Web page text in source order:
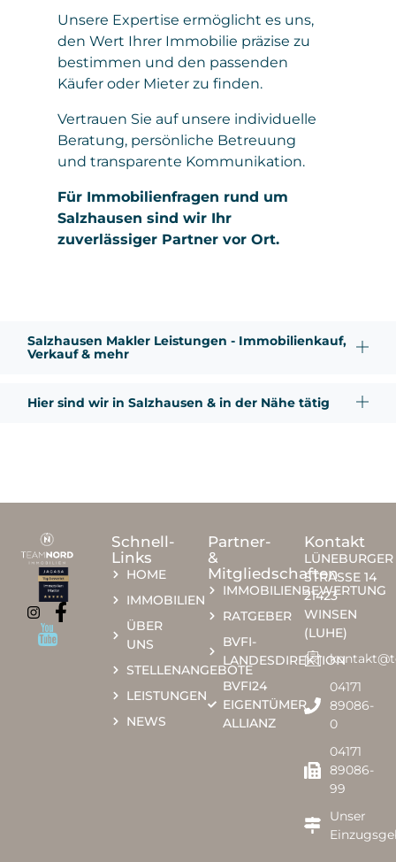
Unsere Expertise ermöglicht es uns,
den Wert Ihrer Immobilie präzise zu
bestimmen und den passenden
Käufer oder Mieter zu finden.
Vertrauen Sie auf unsere individuelle
Beratung, persönliche Betreuung
und transparente Kommunikation.
Für Immobilienfragen rund um
Salzhausen sind wir Ihr
zuverlässiger Partner vor Ort.
Salzhausen Makler Leistungen - Immobilienkauf,
Verkauf & mehr
Hier sind wir in Salzhausen & in der Nähe tätig
Schnell-
Links
HOME
IMMOBILIEN
ÜBER
UNS
STELLENANGEBOTE
LEISTUNGEN
NEWS
Partner-
&
Mitgliedschaften
IMMOBILIENBEWERTUNG
RATGEBER
BVFI-
LANDESDIREKTION
BVFI24
EIGENTÜMER
ALLIANZ
Kontakt
LÜNEBURGER
STRASSE 14
21423
WINSEN
(LUHE)
04171
89086-
0​​
04171
89086-
99
Unser